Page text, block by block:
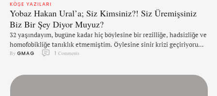
KÖŞE YAZILARI
Yobaz Hakan Ural’a; Siz Kimsiniz?! Siz Üremişsiniz
Biz Bir Şey Diyor Muyuz?
32 yaşındayım, bugüne kadar hiç böylesine bir rezilliğe, hadsizliğe ve
homofobikliğe tanıklık etmemiştim. Öylesine sinir krizi geçiriyorum
ki, gerçekten ama gerçekten hangisine cevap vermem gerektiğini,
arkadaşım Fatih'in beni aramasıyla güne başladım, harika ve her
zamanki gibi güzel geçeceğini düşündüğüm konuşmamızın beni bu
By GMAG 1 Comments